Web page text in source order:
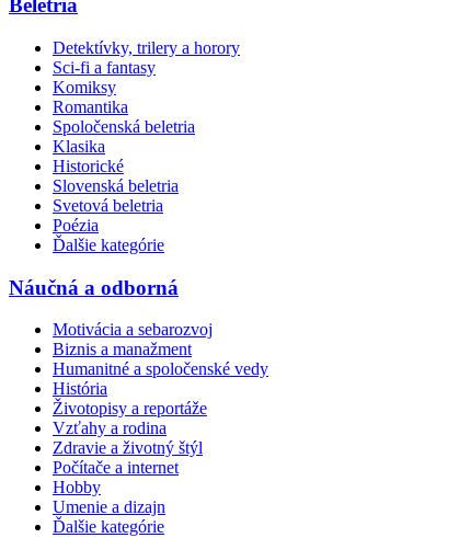
Beletria
Detektívky, trilery a horory
Sci-fi a fantasy
Komiksy
Romantika
Spoločenská beletria
Klasika
Historické
Slovenská beletria
Svetová beletria
Poézia
Ďalšie kategórie
Náučná a odborná
Motivácia a sebarozvoj
Biznis a manažment
Humanitné a spoločenské vedy
História
Životopisy a reportáže
Vzťahy a rodina
Zdravie a životný štýl
Počítače a internet
Hobby
Umenie a dizajn
Ďalšie kategórie